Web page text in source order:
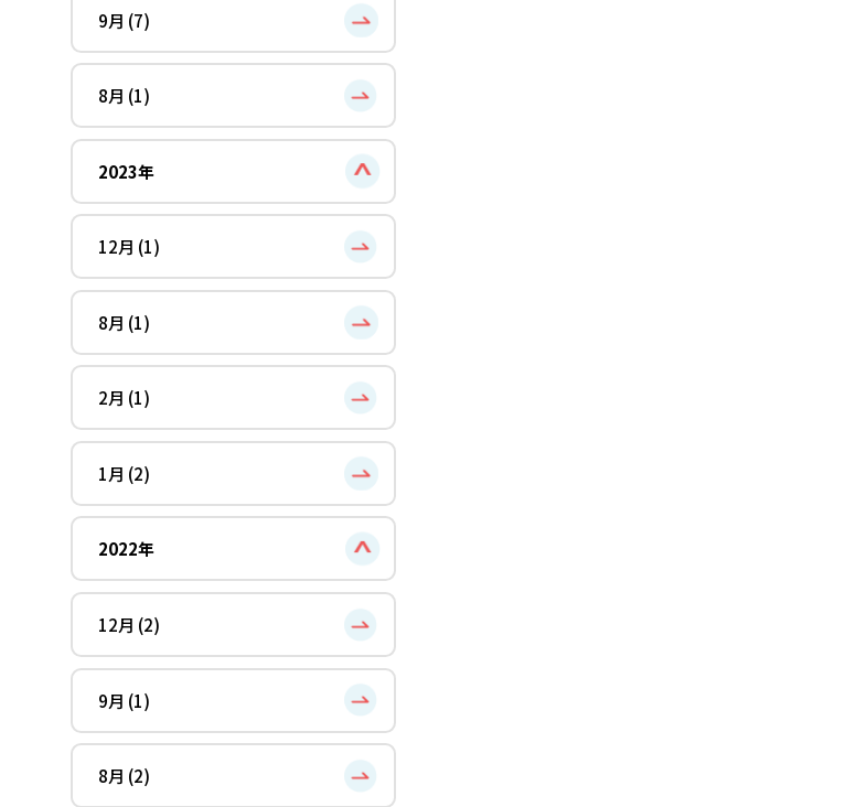
9月 (7)
8月 (1)
2023年
12月 (1)
8月 (1)
2月 (1)
1月 (2)
2022年
12月 (2)
9月 (1)
8月 (2)